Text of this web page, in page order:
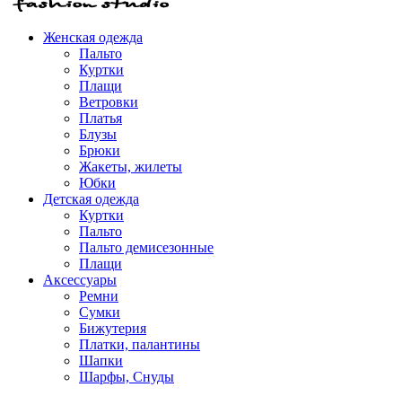
Женская одежда
Пальто
Куртки
Плащи
Ветровки
Платья
Блузы
Брюки
Жакеты, жилеты
Юбки
Детская одежда
Куртки
Пальто
Пальто демисезонные
Плащи
Аксессуары
Ремни
Сумки
Бижутерия
Платки, палантины
Шапки
Шарфы, Снуды